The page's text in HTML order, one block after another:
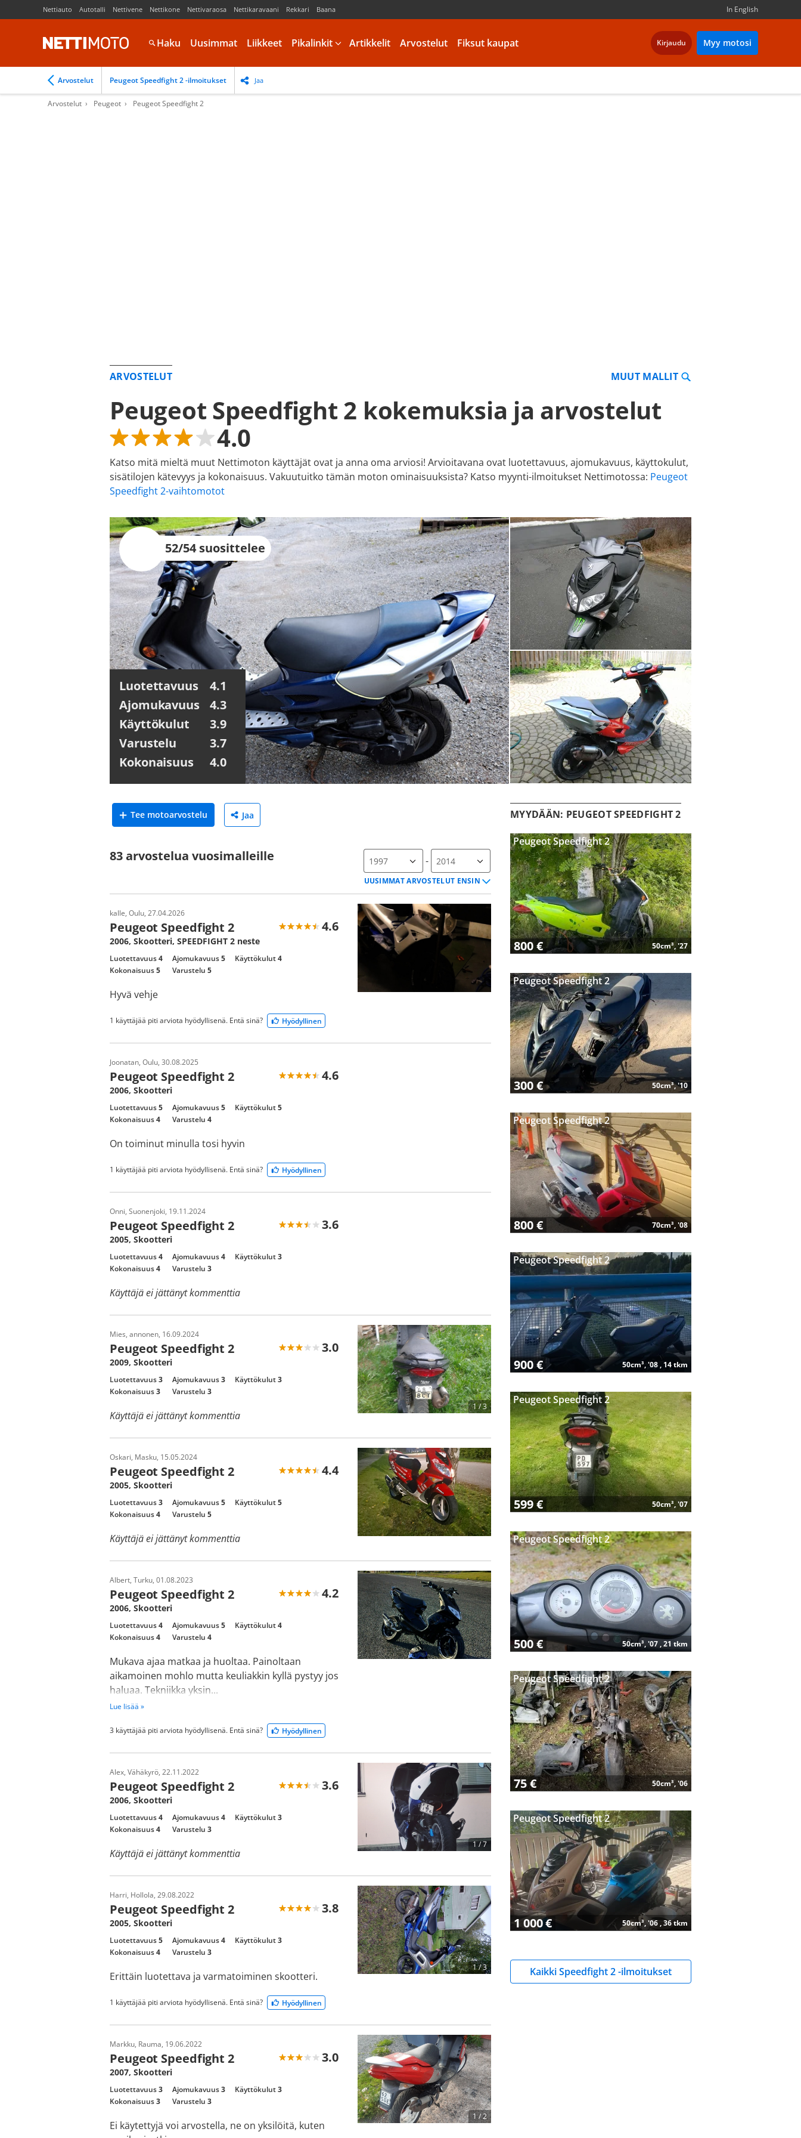
Nettiauto Autotalli Nettivene Nettikone Nettivaraosa Nettikaravaani Rekkari Baana In English
Haku Uusimmat Liikkeet Pikalinkit Artikkelit Arvostelut Fiksut kaupat Kirjaudu Myy motosi
Arvostelut Peugeot Speedfight 2 -ilmoitukset Jaa
Arvostelut Peugeot Peugeot Speedfight 2
ARVOSTELUT MUUT MALLIT
Peugeot Speedfight 2 kokemuksia ja arvostelut
4.0
Katso mitä mieltä muut Nettimoton käyttäjät ovat ja anna oma arviosi! Arvioitavana ovat luotettavuus, ajomukavuus, käyttokulut,
sisätilojen kätevyys ja kokonaisuus. Vakuutuitko tämän moton ominaisuuksista? Katso myynti-ilmoitukset Nettimotossa: Peugeot
Speedfight 2-vaihtomotot
Luotettavuus
4.1
Ajomukavuus
4.3
Käyttökulut
3.9
Varustelu
3.7
Kokonaisuus
4.0
52/54 suosittelee
Tee motoarvostelu Jaa
83 arvostelua vuosimalleille -
kalle, Oulu, 27.04.2026
Peugeot Speedfight 2 4.6
2006, Skootteri, SPEEDFIGHT 2 neste
Luotettavuus4 Ajomukavuus5 Käyttökulut4
Kokonaisuus5 Varustelu 5
Hyvä vehje
1 käyttäjää piti arviota hyödyllisenä. Entä sinä? Hyödyllinen
Joonatan, Oulu, 30.08.2025
Peugeot Speedfight 2 4.6
2006, Skootteri
Luotettavuus5 Ajomukavuus5 Käyttökulut5
Kokonaisuus4 Varustelu 4
On toiminut minulla tosi hyvin
1 käyttäjää piti arviota hyödyllisenä. Entä sinä? Hyödyllinen
Onni, Suonenjoki, 19.11.2024
Peugeot Speedfight 2 3.6
2005, Skootteri
Luotettavuus4 Ajomukavuus4 Käyttökulut3
Kokonaisuus4 Varustelu 3
Käyttäjä ei jättänyt kommenttia
Mies, annonen, 16.09.2024
Peugeot Speedfight 2 3.0
2009, Skootteri
Luotettavuus3 Ajomukavuus3 Käyttökulut3
Kokonaisuus3 Varustelu 3
Käyttäjä ei jättänyt kommenttia
1 /3
Oskari, Masku, 15.05.2024
Peugeot Speedfight 2 4.4
2005, Skootteri
Luotettavuus3 Ajomukavuus5 Käyttökulut5
Kokonaisuus4 Varustelu 5
Käyttäjä ei jättänyt kommenttia
Albert, Turku, 01.08.2023
Peugeot Speedfight 2 4.2
2006, Skootteri
Luotettavuus4 Ajomukavuus5 Käyttökulut4
Kokonaisuus4 Varustelu 4
Mukava ajaa matkaa ja huoltaa. Painoltaan
aikamoinen mohlo mutta keuliakkin kyllä pystyy jos
haluaa. Tekniikka yksin...
Lue lisää »
3 käyttäjää piti arviota hyödyllisenä. Entä sinä? Hyödyllinen
Alex, Vähäkyrö, 22.11.2022
Peugeot Speedfight 2 3.6
2006, Skootteri
Luotettavuus4 Ajomukavuus4 Käyttökulut3
Kokonaisuus4 Varustelu 3
Käyttäjä ei jättänyt kommenttia
1 /7
Harri, Hollola, 29.08.2022
Peugeot Speedfight 2 3.8
2005, Skootteri
Luotettavuus5 Ajomukavuus4 Käyttökulut3
Kokonaisuus4 Varustelu 3
Erittäin luotettava ja varmatoiminen skootteri.
1 käyttäjää piti arviota hyödyllisenä. Entä sinä? Hyödyllinen
1 /3
Markku, Rauma, 19.06.2022
Peugeot Speedfight 2 3.0
2007, Skootteri
Luotettavuus3 Ajomukavuus3 Käyttökulut3
Kokonaisuus3 Varustelu 3
Ei käytettyjä voi arvostella, ne on yksilöitä, kuten
1 /2
MYYDÄÄN: PEUGEOT SPEEDFIGHT 2
Peugeot Speedfight 2
800 € 50cm³, '27
Peugeot Speedfight 2
300 € 50cm³, '10
Peugeot Speedfight 2
800 € 70cm³, '08
Peugeot Speedfight 2
900 € 50cm³, '08 , 14 tkm
Peugeot Speedfight 2
599 € 50cm³, '07
Peugeot Speedfight 2
500 € 50cm³, '07 , 21 tkm
Peugeot Speedfight 2
75 € 50cm³, '06
Peugeot Speedfight 2
1 000 € 50cm³, '06 , 36 tkm
Kaikki Speedfight 2 -ilmoitukset